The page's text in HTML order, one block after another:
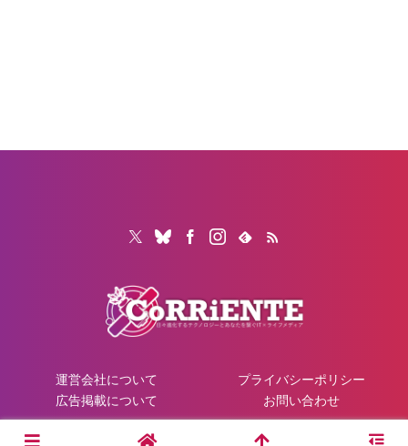
運営会社について
プライバシーポリシー
広告掲載について
お問い合わせ
© 2026 CoRRiENTE.